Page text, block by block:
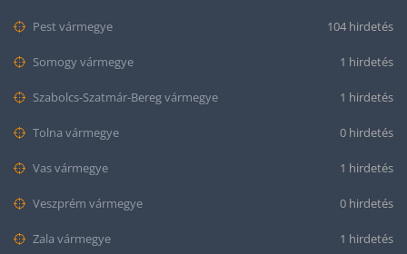
Pest vármegye 104 hirdetés
Somogy vármegye 1 hirdetés
Szabolcs-Szatmár-Bereg vármegye 1 hirdetés
Tolna vármegye 0 hirdetés
Vas vármegye 1 hirdetés
Veszprém vármegye 0 hirdetés
Zala vármegye 1 hirdetés